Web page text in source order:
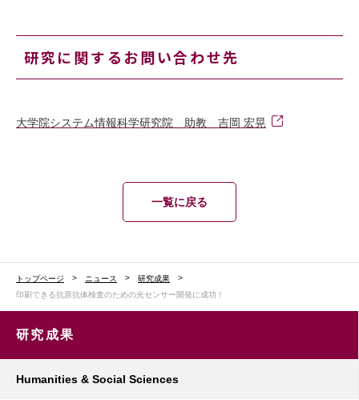
研究に関するお問い合わせ先
大学院システム情報科学研究院 助教 吉岡 宏晃
一覧に戻る
トップページ ニュース
研究成果
印刷できる抗原抗体検査のための光センサー開発に成功！
研究成果
Humanities & Social Sciences